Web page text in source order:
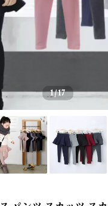
1/17